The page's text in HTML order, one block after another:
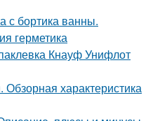
с бортика ванны.
герметика
Кнауф Унифлот
характеристика